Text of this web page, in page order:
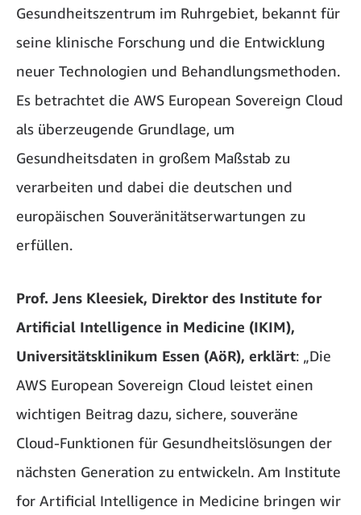
Gesundheitszentrum im Ruhrgebiet, bekannt für
seine klinische Forschung und die Entwicklung
neuer Technologien und Behandlungsmethoden.
Es betrachtet die AWS European Sovereign Cloud
als überzeugende Grundlage, um
Gesundheitsdaten in großem Maßstab zu
verarbeiten und dabei die deutschen und
europäischen Souveränitätserwartungen zu
erfüllen.
Prof. Jens Kleesiek, Direktor des Institute for
Artificial Intelligence in Medicine (IKIM),
Universitätsklinikum Essen (AöR), erklärt: „Die
AWS European Sovereign Cloud leistet einen
wichtigen Beitrag dazu, sichere, souveräne
Cloud-Funktionen für Gesundheitslösungen der
nächsten Generation zu entwickeln. Am Institute
for Artificial Intelligence in Medicine bringen wir